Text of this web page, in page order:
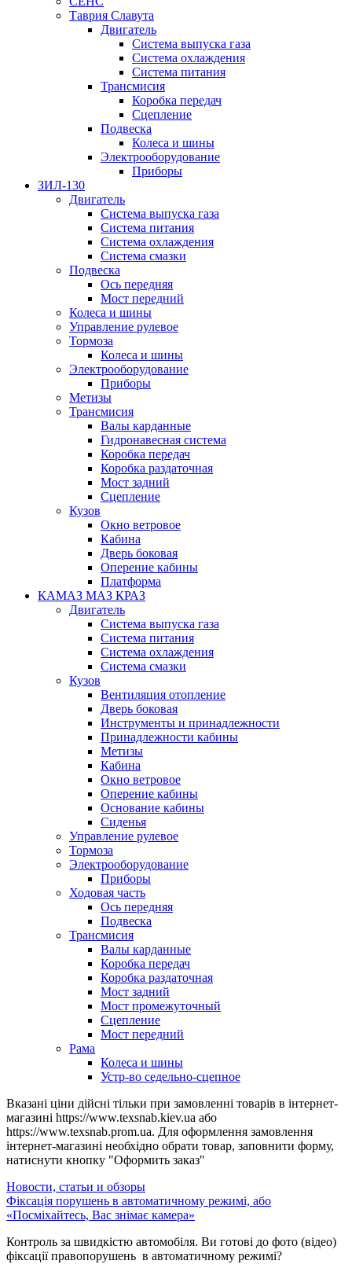
Таврия Славута
Двигатель
Система выпуска газа
Система охлаждения
Система питания
Трансмисия
Коробка передач
Сцепление
Подвеска
Колеса и шины
Электрооборудование
Приборы
ЗИЛ-130
Двигатель
Система выпуска газа
Система питания
Система охлаждения
Система смазки
Подвеска
Ось передняя
Мост передний
Колеса и шины
Управление рулевое
Тормоза
Колеса и шины
Электрооборудование
Приборы
Метизы
Трансмисия
Валы карданные
Гидронавесная система
Коробка передач
Коробка раздаточная
Мост задний
Сцепление
Кузов
Окно ветровое
Кабина
Дверь боковая
Оперение кабины
Платформа
КАМАЗ МАЗ КРАЗ
Двигатель
Система выпуска газа
Система питания
Система охлаждения
Система смазки
Кузов
Вентиляция отопление
Дверь боковая
Инструменты и принадлежности
Принадлежности кабины
Метизы
Кабина
Окно ветровое
Оперение кабины
Основание кабины
Сиденья
Управление рулевое
Тормоза
Электрооборудование
Приборы
Ходовая часть
Ось передняя
Подвеска
Трансмисия
Валы карданные
Коробка передач
Коробка раздаточная
Мост задний
Мост промежуточный
Сцепление
Мост передний
Рама
Колеса и шины
Устр-во седельно-сцепное
Вказані ціни дійсні тільки при замовленні товарів в інтернет-
магазині https://www.texsnab.kiev.ua або
https://www.texsnab.prom.ua. Для оформлення замовлення
інтернет-магазині необхідно обрати товар, заповнити форму,
натиснути кнопку "Оформить заказ"
Новости, статьи и обзоры
Фіксація порушень в автоматичному режимі, або
«Посміхайтесь, Вас знімає камера»
Контроль за швидкістю автомобіля. Ви готові до фото (відео)
фіксації правопорушень в автоматичному режимі?